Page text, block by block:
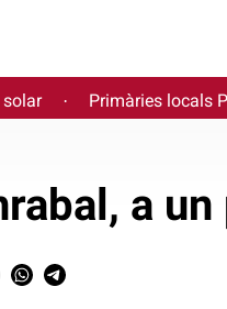
solar · Primàries locals
a